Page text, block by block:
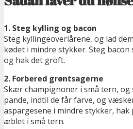
1. Steg kylling og bacon
Steg kyllingeoverlårene, og lad
kødet i mindre stykker. Steg
og hak det groft.
2. Forbered grøntsagerne
Skær champignoner i små tern, og
pande, indtil de får farve, og
aspargesene i mindre stykker,
æblet i små tern.